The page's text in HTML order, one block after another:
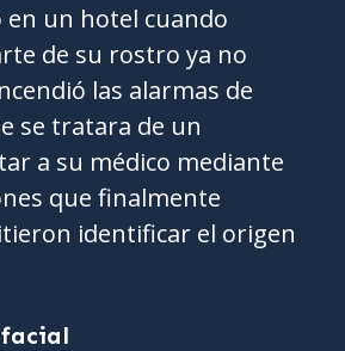
un hotel cuando
de su rostro ya no
las alarmas de
se tratara de un
a su médico mediante
que finalmente
identificar el origen